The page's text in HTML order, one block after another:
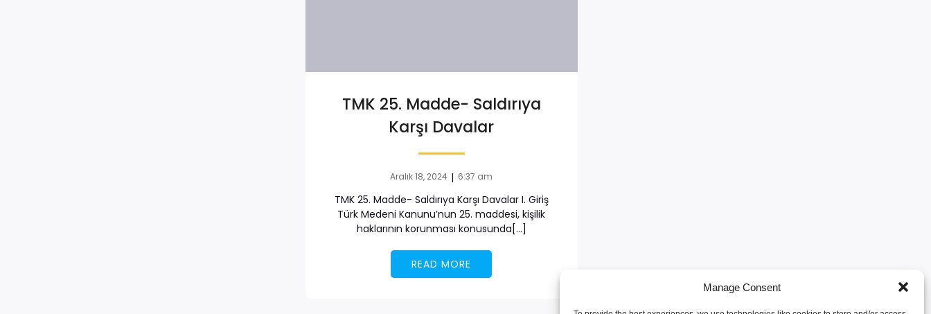
Manage Consent
TMK 25. Madde- Saldırıya
Karşı Davalar
Aralık 18, 2024 | 6:37 am
TMK 25. Madde- Saldırıya Karşı Davalar I. Giriş
Türk Medeni Kanunu’nun 25. maddesi, kişilik
haklarının korunması konusunda[…]
READ MORE